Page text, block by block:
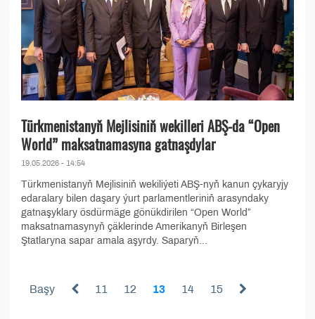
Türkmenistanyň Mejlisiniň wekilleri ABŞ-da “Open
World” maksatnamasyna gatnaşdylar
19.05.2026 - 14:54
Türkmenistanyň Mejlisiniň wekiliýeti ABŞ-nyň kanun çykaryjy
edaralary bilen daşary ýurt parlamentleriniň arasyndaky
gatnaşyklary ösdürmäge gönükdirilen “Open World”
maksatnamasynyň çäklerinde Amerikanyň Birleşen
Ştatlaryna sapar amala aşyrdy. Saparyň...
Başy 11 12 13 14 15